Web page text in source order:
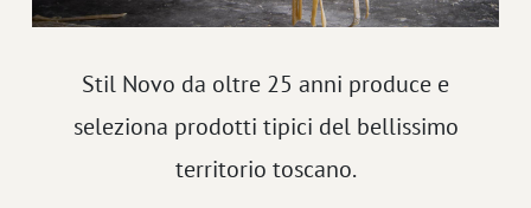
Stil Novo da oltre 25 anni produce e
seleziona prodotti tipici del bellissimo
territorio toscano.